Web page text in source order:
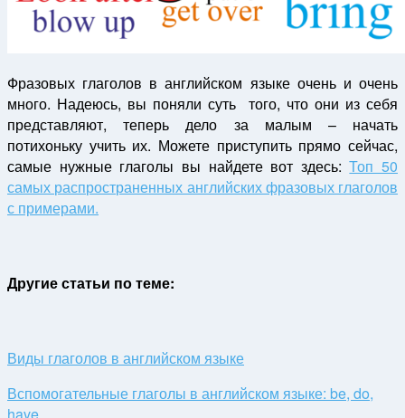
Фразовых глаголов в английском языке очень и очень
много. Надеюсь, вы поняли суть того, что они из себя
представляют, теперь дело за малым – начать
потихоньку учить их. Можете приступить прямо сейчас,
самые нужные глаголы вы найдете вот здесь:Топ 50
самых распространенных английских фразовых глаголов
с примерами.
Другие статьи по теме:
Виды глаголов в английском языке
Вспомогательные глаголы в английском языке: be, do,